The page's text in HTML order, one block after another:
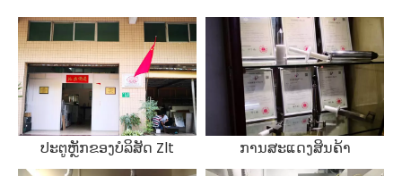
ປະຕູຫຼັກຂອງບໍລິສັດ Zlt ການສະແດງສິນຄ້າ